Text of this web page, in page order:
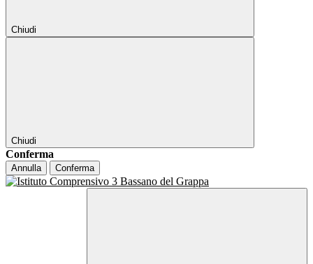
Chiudi
Chiudi
Conferma
Annulla Conferma